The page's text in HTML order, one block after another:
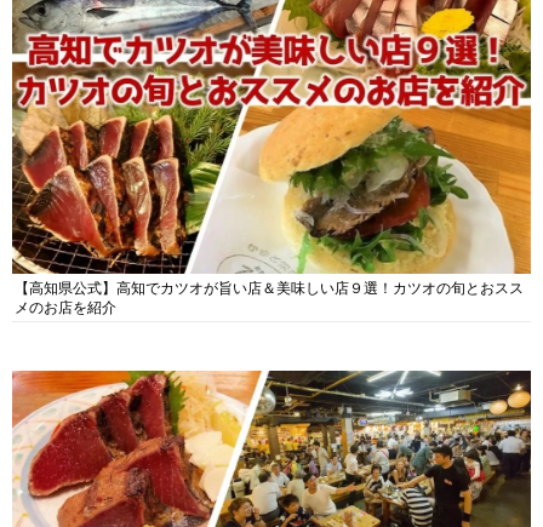
【高知県公式】高知でカツオが旨い店＆美味しい店９選！カツオの旬とおスス
メのお店を紹介